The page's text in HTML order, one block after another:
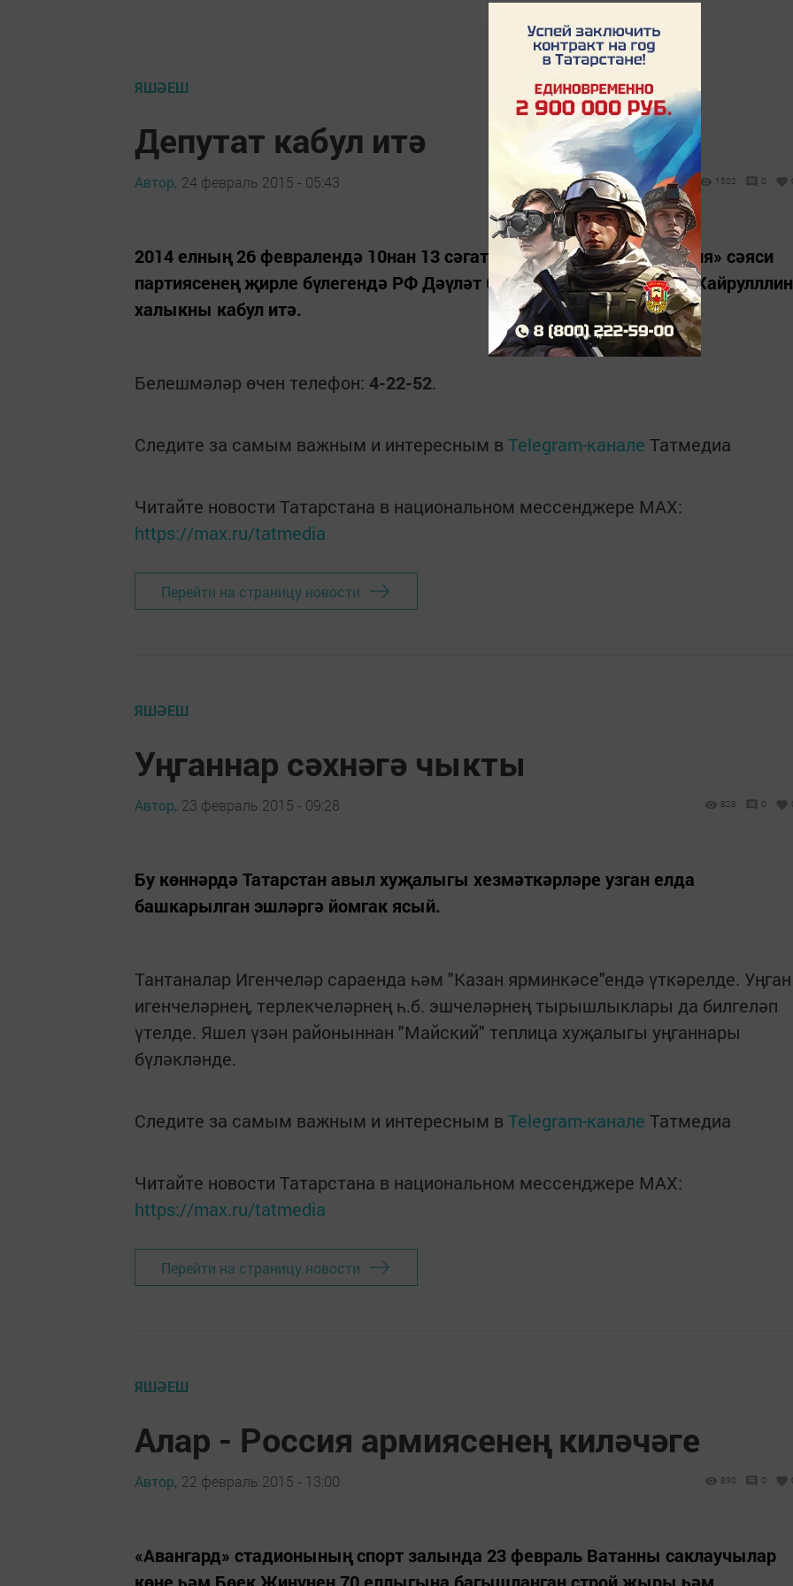
ЯШӘЕШ
Депутат кабул итә
Автор, 24 февраль 2015 - 05:43 1502 0
2014 елның 26 февралендә 10нан 13 сәгатькә кадәр «Бердәм Россия» сәяси
партиясенең җирле бүлегендә РФ Дәүләт Советы депутаты Айрат Хайрулллин
халыкны кабул итә.
Белешмәләр өчен телефон: 4-22-52.
Следите за самым важным и интересным в Telegram-канале Татмедиа
Читайте новости Татарстана в национальном мессенджере MАХ:
https://max.ru/tatmedia
Перейти на страницу новости
ЯШӘЕШ
Уңганнар сәхнәгә чыкты
Автор, 23 февраль 2015 - 09:28 828 0
Бу көннәрдә Татарстан авыл хуҗалыгы хезмәткәрләре узган елда
башкарылган эшләргә йомгак ясый.
Тантаналар Игенчеләр сараенда һәм "Казан ярминкәсе"ендә үткәрелде. Уңган
игенчеләрнең, терлекчеләрнең һ.б. эшчеләрнең тырышлыклары да билгеләп
үтелде. Яшел үзән районыннан "Майский" теплица хуҗалыгы уңганнары
бүләкләнде.
Следите за самым важным и интересным в Telegram-канале Татмедиа
Читайте новости Татарстана в национальном мессенджере MАХ:
https://max.ru/tatmedia
Перейти на страницу новости
ЯШӘЕШ
Алар - Россия армиясенең киләчәге
Автор, 22 февраль 2015 - 13:00 830 0
«Авангард» стадионының спорт залында 23 февраль Ватанны саклаучылар